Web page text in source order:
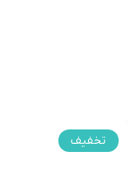
تخفیف